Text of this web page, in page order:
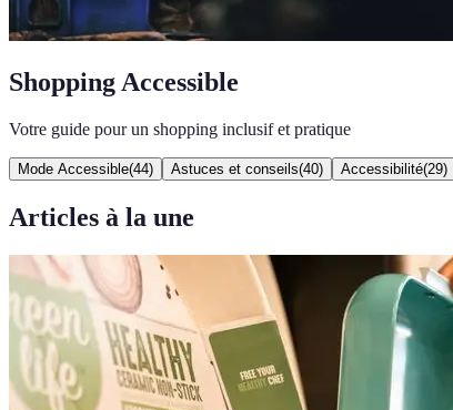
Shopping Accessible
Votre guide pour un shopping inclusif et pratique
Mode Accessible(44) Astuces et conseils(40) Accessibilité(29)
Articles à la une